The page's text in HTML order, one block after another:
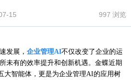
15 997 浏览
发展， 企业管理AI不仅改变了企业的运
未有的效率提升和创新机遇。金蝶近期
大智能体，更是为企业管理AI的应用树